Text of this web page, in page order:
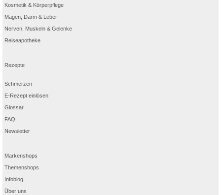
Kosmetik & Körperpflege
Magen, Darm & Leber
Nerven, Muskeln & Gelenke
Reiseapotheke
Rezepte
Schmerzen
E-Rezept einlösen
Glossar
FAQ
Newsletter
Markenshops
Themenshops
Infoblog
Über uns